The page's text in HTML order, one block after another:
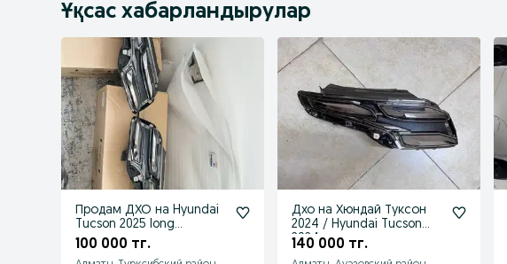
Ұқсас хабарландырулар
Продам ДХО на Hyundai
Tucson 2025 long
оригинал
100 000 тг.
Дхо на Хюндай Туксон
2024 / Hyundai Tucson
2024
140 000 тг.